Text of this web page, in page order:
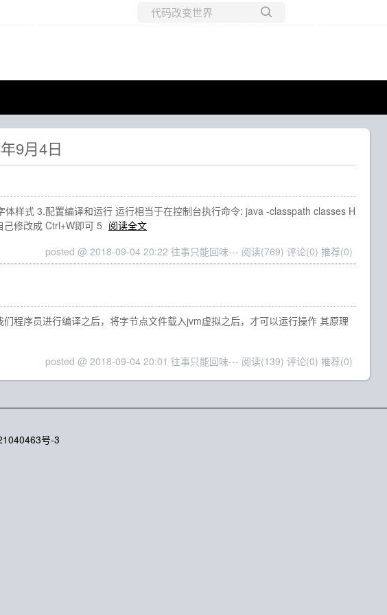
9月4日
样式 3.配置编译和运行 运行相当于在控制台执行命令: java -classpath classes H
修改成 Ctrl+W即可 5 阅读全文
posted @ 2018-09-04 20:22 往事只能回味--- 阅读(769) 评论(0) 推荐(0)
程序员进行编译之后，将字节点文件载入jvm虚拟之后，才可以运行操作 其原理
posted @ 2018-09-04 20:01 往事只能回味--- 阅读(139) 评论(0) 推荐(0)
号-3